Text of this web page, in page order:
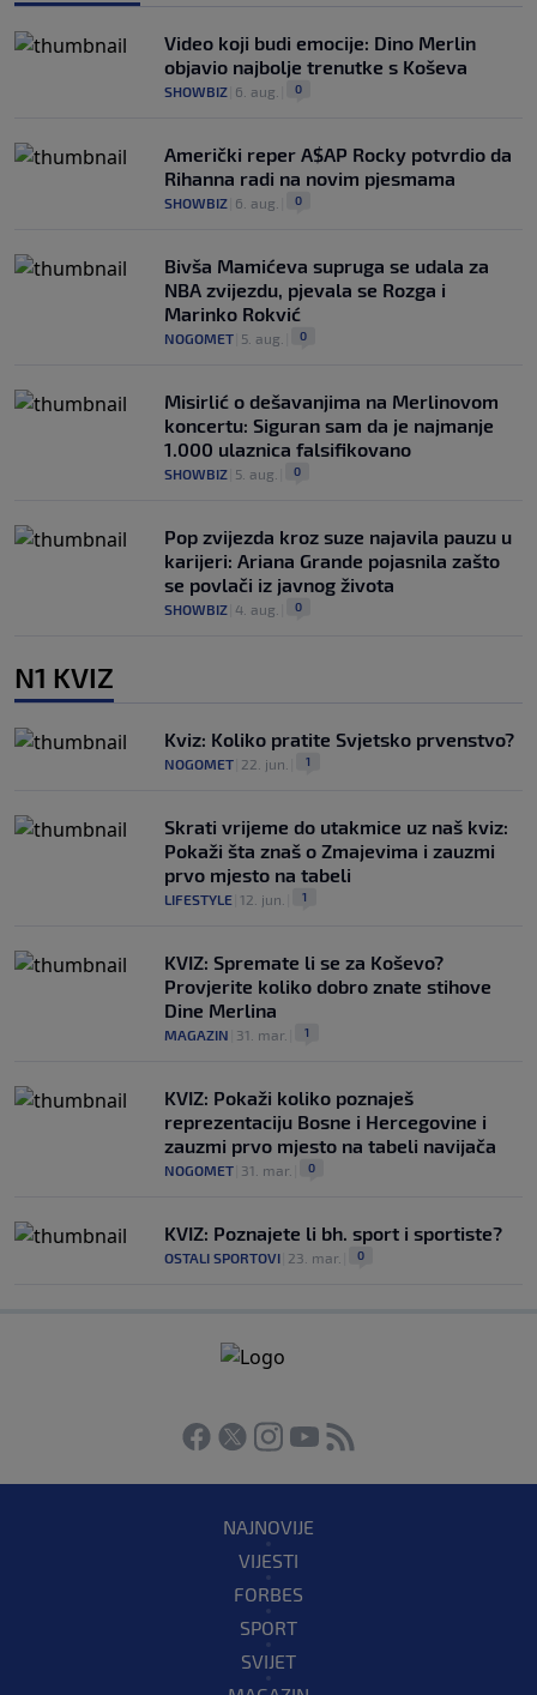
Video koji budi emocije: Dino Merlin
objavio najbolje trenutke s Koševa
SHOWBIZ 6. aug. 0
Američki reper A$AP Rocky potvrdio da
Rihanna radi na novim pjesmama
SHOWBIZ 6. aug. 0
Bivša Mamićeva supruga se udala za
NBA zvijezdu, pjevala se Rozga i
Marinko Rokvić
NOGOMET 5. aug. 0
Misirlić o dešavanjima na Merlinovom
koncertu: Siguran sam da je najmanje
1.000 ulaznica falsifikovano
SHOWBIZ 5. aug. 0
Pop zvijezda kroz suze najavila pauzu u
karijeri: Ariana Grande pojasnila zašto
se povlači iz javnog života
SHOWBIZ 4. aug. 0
N1 KVIZ
Kviz: Koliko pratite Svjetsko prvenstvo?
NOGOMET 22. jun. 1
Skrati vrijeme do utakmice uz naš kviz:
Pokaži šta znaš o Zmajevima i zauzmi
prvo mjesto na tabeli
LIFESTYLE 12. jun. 1
KVIZ: Spremate li se za Koševo?
Provjerite koliko dobro znate stihove
Dine Merlina
MAGAZIN 31. mar. 1
KVIZ: Pokaži koliko poznaješ
reprezentaciju Bosne i Hercegovine i
zauzmi prvo mjesto na tabeli navijača
NOGOMET 31. mar. 0
KVIZ: Poznajete li bh. sport i sportiste?
OSTALI SPORTOVI 23. mar. 0
NAJNOVIJE
VIJESTI
FORBES
SPORT
SVIJET